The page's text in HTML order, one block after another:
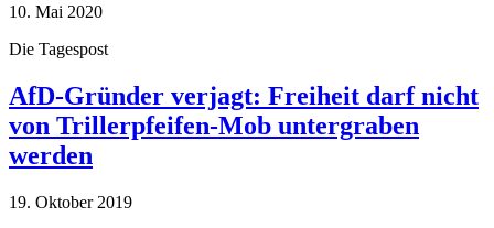
10. Mai 2020
Die Tagespost
AfD-Gründer verjagt: Freiheit darf nicht
von Trillerpfeifen-Mob untergraben
werden
19. Oktober 2019